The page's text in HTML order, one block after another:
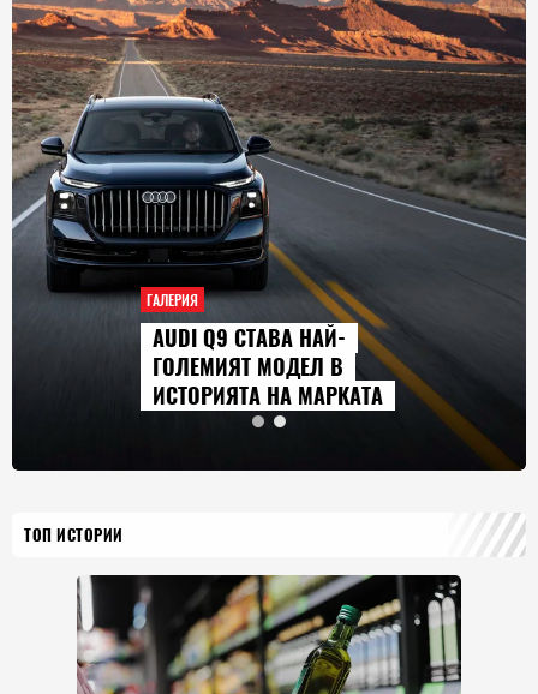
ГАЛЕРИЯ
AUDI Q9 СТАВА НАЙ-
ГОЛЕМИЯТ МОДЕЛ В
ИСТОРИЯТА НА МАРКАТА
ТОП ИСТОРИИ